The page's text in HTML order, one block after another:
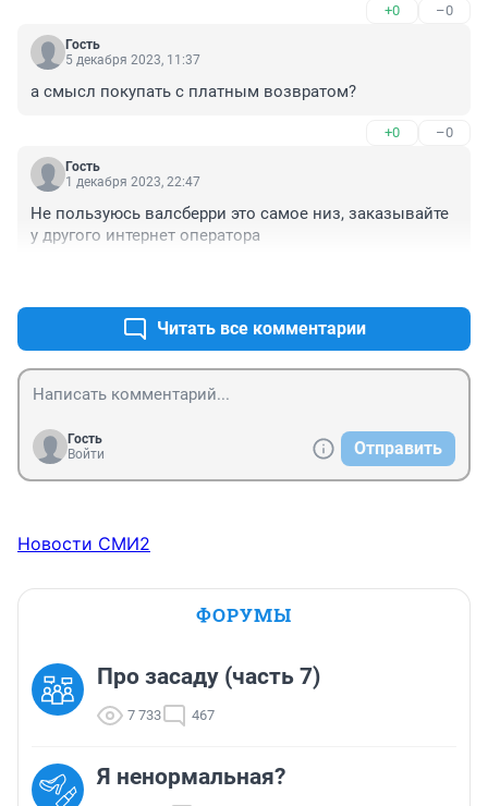
+0 –0
Гость
5 декабря 2023, 11:37
а смысл покупать с платным возвратом?
+0 –0
Гость
1 декабря 2023, 22:47
Не пользуюсь валсберри это самое низ, заказывайте
у другого интернет оператора
Читать все комментарии
Гость
Войти
Отправить
Новости СМИ2
ФОРУМЫ
Про засаду (часть 7)
7 733 467
Я ненормальная?